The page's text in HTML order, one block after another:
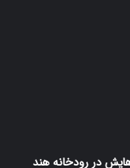
در رودخانه هند